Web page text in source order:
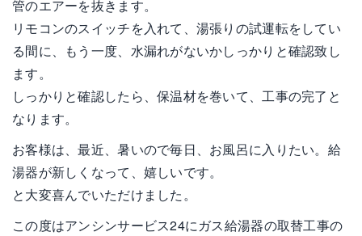
管のエアーを抜きます。
リモコンのスイッチを入れて、湯張りの試運転をしてい
る間に、もう一度、水漏れがないかしっかりと確認致し
ます。
しっかりと確認したら、保温材を巻いて、工事の完了と
なります。
お客様は、最近、暑いので毎日、お風呂に入りたい。給
湯器が新しくなって、嬉しいです。
と大変喜んでいただけました。
この度はアンシンサービス24にガス給湯器の取替工事の